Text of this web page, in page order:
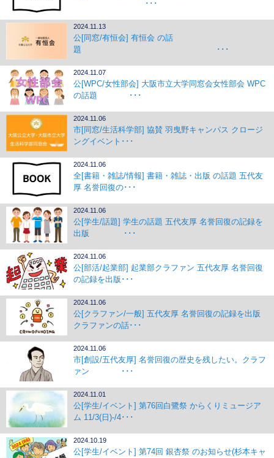
･･･
2024.11.13
公[同窓/有恒会] 有恒会 の話
題 ･･･
2024.11.07
公[WPC/女性部会] 大阪市立大学同窓会女性部会 WPC
の話題 ･･･
2024.11.06
市[同窓/生活科学部] 協賛 羽曳野キャンパス クロージ
ングイベント･･･
2024.11.06
全[書籍・雑誌/情報] 書籍・雑誌・出版 の話題 五代友
厚 名誉回復の･･･
2024.11.06
公[学生/話題] 学生の話題 五代友厚 名誉回復の記録を
出版 ･･･
2024.11.06
公[部活/起業部] 起業部クラファン 五代友厚 名誉回復
の記録を出版･･･
2024.11.06
公[クラファン/一般] 五代友厚 名誉回復の記録を出版
クラファンの話･･･
2024.11.06
市[創設/五代友厚] 名誉回復の歴史を残したい。クラフ
ァン ･･･
2024.11.01
公[学生/イベント] 第76回白鷺祭 からくりミュージア
ム 11/3(日)-/4･･･
2024.10.19
公[学生/イベント] 第74回 銀杏祭 のお知らせ(杉本キャ